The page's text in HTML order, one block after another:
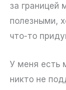
за границей
полезными,
что-то
У меня есть
никто не